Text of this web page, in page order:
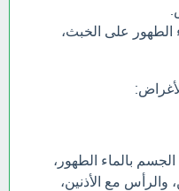
على الخبث،
بالماء الطهور،
والرأس مع الأذنين،